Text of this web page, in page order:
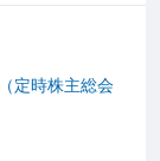
定時株主総会